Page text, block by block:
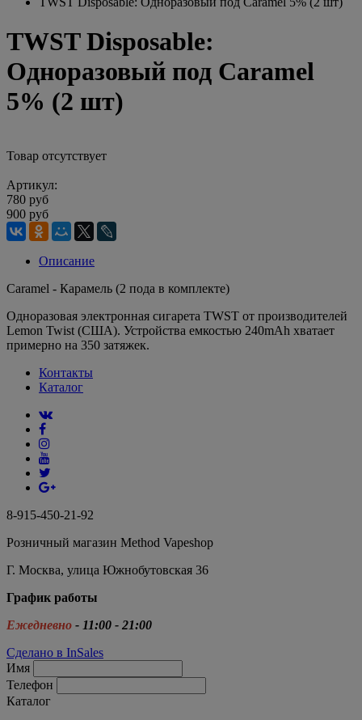
TWST Disposable:
Одноразовый под Caramel
5% (2 шт)
Товар отсутствует
Артикул:
780 руб
900 руб
Описание
Caramel - Карамель (2 пода в комплекте)
Одноразовая электронная сигарета TWST от производителей
Lemon Twist (США). Устройства емкостью 240mAh хватает
примерно на 350 затяжек.
Контакты
Каталог
8-915-450-21-92
Розничный магазин Method Vapeshop
Г. Москва, улица Южнобутовская 36
График работы
Ежедневно - 11:00 - 21:00
Сделано в InSales
Имя
Телефон
Каталог